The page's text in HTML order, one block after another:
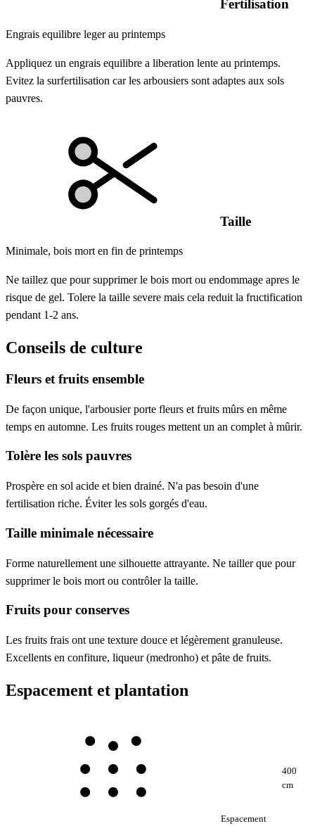
Fertilisation
Engrais equilibre leger au printemps
Appliquez un engrais equilibre a liberation lente au printemps.
Evitez la surfertilisation car les arbousiers sont adaptes aux sols
pauvres.
Taille
Minimale, bois mort en fin de printemps
Ne taillez que pour supprimer le bois mort ou endommage apres le
risque de gel. Tolere la taille severe mais cela reduit la fructification
pendant 1-2 ans.
Conseils de culture
Fleurs et fruits ensemble
De façon unique, l'arbousier porte fleurs et fruits mûrs en même
temps en automne. Les fruits rouges mettent un an complet à mûrir.
Tolère les sols pauvres
Prospère en sol acide et bien drainé. N'a pas besoin d'une
fertilisation riche. Éviter les sols gorgés d'eau.
Taille minimale nécessaire
Forme naturellement une silhouette attrayante. Ne tailler que pour
supprimer le bois mort ou contrôler la taille.
Fruits pour conserves
Les fruits frais ont une texture douce et légèrement granuleuse.
Excellents en confiture, liqueur (medronho) et pâte de fruits.
Espacement et plantation
Espacement
400
cm